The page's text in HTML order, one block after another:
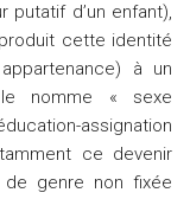
putatif d’un enfant),
cette identité
à un
nomme « sexe
assignation
ce devenir
genre non fixée